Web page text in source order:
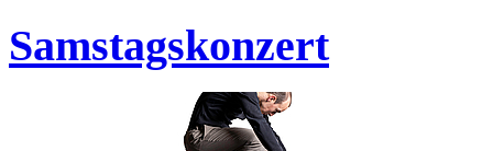
Samstagskonzert